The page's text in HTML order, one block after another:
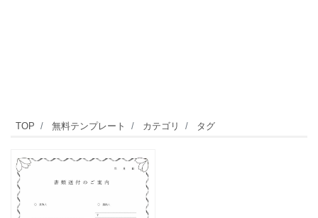
TOP 無料テンプレート カテゴリ タグ